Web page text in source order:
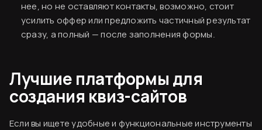
нее, но не оставляют контакты, возможно, стоит
усилить оффер или предложить частичный результат
сразу, а полный — после заполнения формы.
Лучшие платформы для
создания квиз-сайтов
Если вы ищете удобные и функциональные инструменты